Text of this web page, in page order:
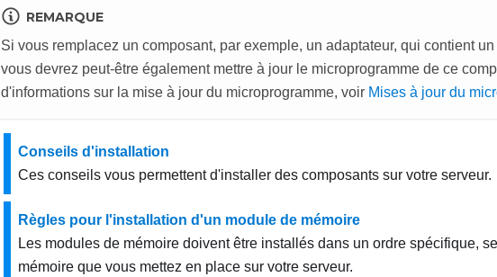
REMARQUE
Si vous remplacez un composant, par exemple, un adaptateur, qui contient
vous devrez peut-être également mettre à jour le microprogramme de ce
d'informations sur la mise à jour du microprogramme, voir Mises à jour du
Conseils d'installation
Ces conseils vous permettent d'installer des composants sur votre serveur.
Règles pour l'installation d'un module de mémoire
Les modules de mémoire doivent être installés dans un ordre spécifique,
mémoire que vous mettez en place sur votre serveur.